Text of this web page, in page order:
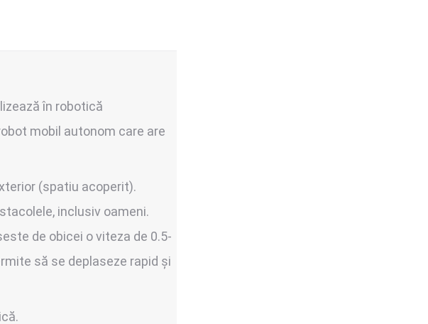
în robotică
mobil autonom care are
(spatiu acoperit).
inclusiv oameni.
de obicei o viteza de 0.5-
să se deplaseze rapid și